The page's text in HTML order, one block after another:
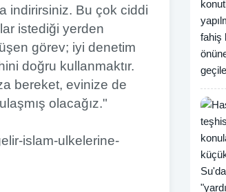
indirirsiniz. Bu çok ciddi
istediği yerden
görev; iyi denetim
doğru kullanmaktır.
bereket, evinize de
olacağız."
islam-ulkelerine-